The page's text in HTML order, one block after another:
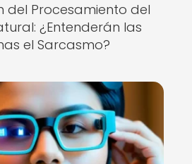
del Procesamiento del
¿Entenderán las
el Sarcasmo?